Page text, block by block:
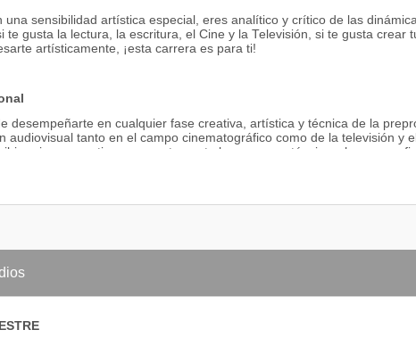
una sensibilidad artística especial, eres analítico y crítico de las
te gusta la lectura, la escritura, el Cine y la Televisión, si te gusta crear
artísticamente, ¡esta carrera es para ti!
desempeñarte en cualquier fase creativa, artística y técnica de la
audiovisual tanto en el campo cinematográfico como de la televisión y
guiones, gestionar correctamente los recursos técnicos, humanos,
y conocerás los conceptos artísticos para la dirección, la dirección de
audiovisual.
audiovisuales.
televisión.